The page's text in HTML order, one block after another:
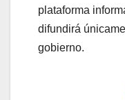
plataforma
difundirá
gobierno.